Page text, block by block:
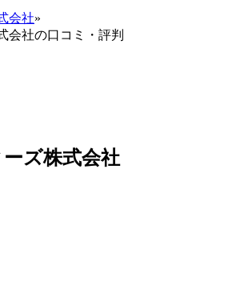
会社»
会社の口コミ・評判
ズ株式会社